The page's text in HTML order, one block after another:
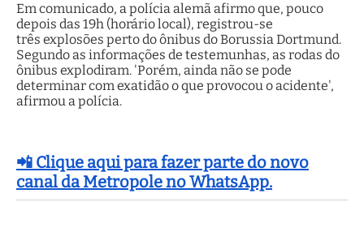
Em comunicado, a polícia alemã afirmo que, pouco
depois das 19h (horário local), registrou-se
três explosões perto do ônibus do Borussia Dortmund.
Segundo as informações de testemunhas, as rodas do
ônibus explodiram. 'Porém, ainda não se pode
determinar com exatidão o que provocou o acidente',
afirmou a polícia.
📲 Clique aqui para fazer parte do novo
canal da Metropole no WhatsApp.